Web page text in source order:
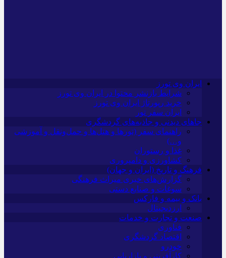
ایران وی تورز
شرایط بازنشر محتوا در ایران وی تورز
خرید رپورتاژ ایران وی تورز
ایران سفر تور
جاهای دیدنی و جاذبه‌های گردشگری
راهنمای سفر (تورها و هتل‌ها و حمل‌و‌نقل و آموزشی
و…)
غذا و رستوران
کشاورزی و دامپروری
فرهنگ و تاریخ (ایران و جهان)
گزارش‌های خبری میراث فرهنگی
سوغات و صنایع دستی
بانک و بیمه و فارکس
ارزدیجیتال
صنعت و تجارت و خدمات
فناوری
اقتصاد گردشگری
خودرو
کارآفرینی و بازاریابی